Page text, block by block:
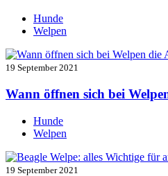
Hunde
Welpen
19 September 2021
Wann öffnen sich bei
Hunde
Welpen
19 September 2021